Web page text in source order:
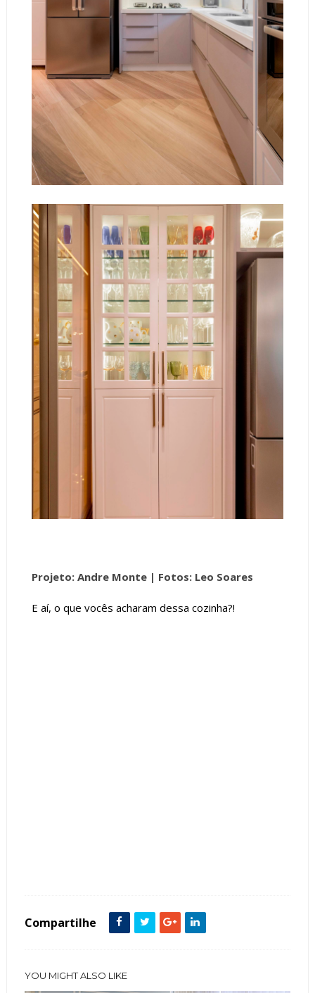
Projeto: Andre Monte | Fotos: Leo Soares
E aí, o que vocês acharam dessa cozinha?!
Compartilhe
YOU MIGHT ALSO LIKE